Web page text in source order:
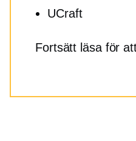
UCraft
Fortsätt läsa för